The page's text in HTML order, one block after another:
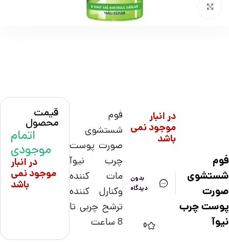
بزرگنمایی تصویر
در انبار
موجود نمی
باشد
بدون
دیدگاه
0
فوم
شستشوی
صورت
پوست چرب
نیوآ
فوم
شستشوی
صورت پوست
چرب نیوآ
مات کننده
وکنارل کننده
ترشح چربی تا
8 ساعت
قیمت
محصول
اتمام
موجودی
در انبار
موجود نمی
باشد